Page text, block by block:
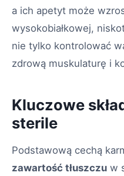
a ich apetyt może
wysokobiałkowej,
nie tylko kontrolować
zdrową muskulaturę i
Kluczowe
sterile
Podstawową cechą
zawartość tłuszczu w